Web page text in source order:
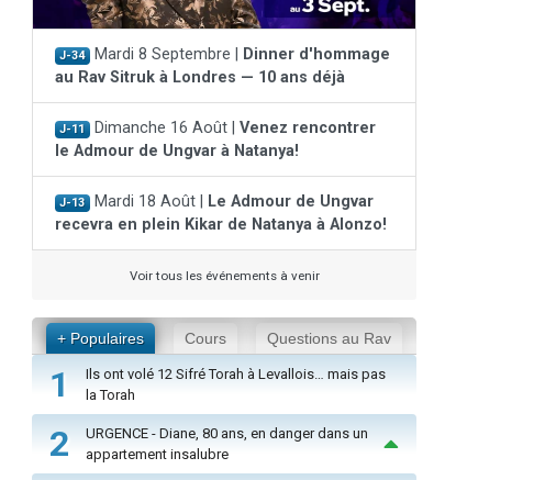
J-34 Mardi 8 Septembre |
Dinner d'hommage
au Rav Sitruk à Londres — 10 ans déjà
J-11 Dimanche 16 Août | Venez rencontrer
le Admour de Ungvar à Natanya!
J-13 Mardi 18 Août |
Le Admour de Ungvar
recevra en plein Kikar de Natanya à Alonzo!
Voir tous les événements à venir
+ Populaires Cours Questions au Rav
1
Ils ont volé 12 Sifré Torah à Levallois… mais pas
la Torah
2
URGENCE - Diane, 80 ans, en danger dans un
appartement insalubre